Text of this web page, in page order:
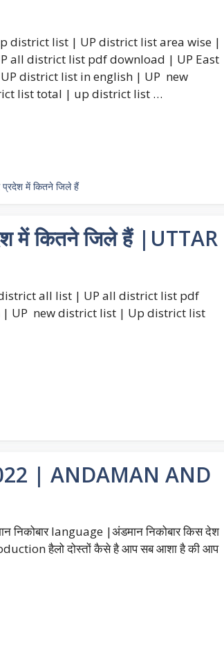
district list | UP district list area wise |
all district list pdf download | UP East
district list in english | UP new
list total | up district list …
प्रदेश में कितने जिले हैं
में कितने जिले हैं |UTTAR
all list | UP all district list pdf
UP new district list | Up district list
| ANDAMAN AND
निकोबार language |अंडमान निकोबार किस देश
हैलो दोस्तों कैसे है आप सब आशा है की आप